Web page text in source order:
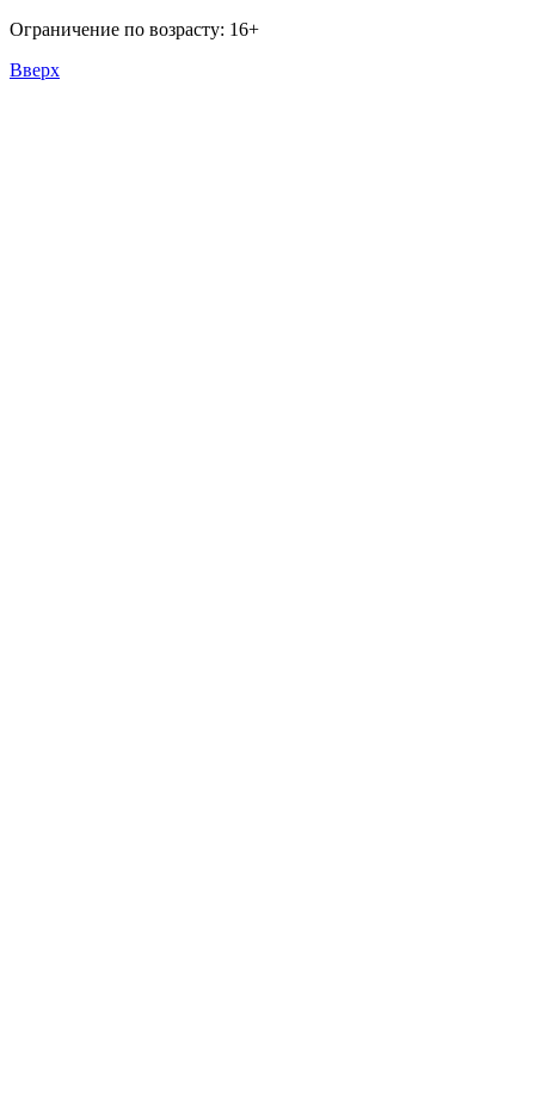
Ограничение по возрасту: 16+
Вверх